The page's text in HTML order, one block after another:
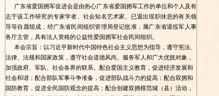
广东省爱国拥军促进会是由热心广东省爱国拥军工作的单位和个人及有
志于该工作研究的专家学者、社会知名艺术家、已退出现职休息的有关领
导等自愿组成，经广东省民间组织管理局登记批准，属广东省退役军人事
务厅主管，具有法人资格的公益性爱国拥军社会民间组织。
本会宗旨：以习近平新时代中国特色社会主义思想为指导，遵守宪法、
法律、法规和国家政策，遵守社会道德风尚。服务军人和广大优抚对象，
加强政府、军队、社会各界的联系。配合爱国主义教育，促进经济发展和
社会和谐；配合部队军事斗争准备，促进部队战斗力的提高；配合双拥和
国防教育，促进全民国防观念的提高；配合创建双拥模范城（县）活动，